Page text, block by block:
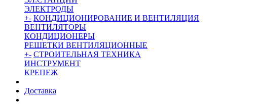
ЭЛЕКТРОДЫ
+- КОНДИЦИОНИРОВАНИЕ И ВЕНТИЛЯЦИЯ
ВЕНТИЛЯТОРЫ
КОНДИЦИОНЕРЫ
РЕШЕТКИ ВЕНТИЛЯЦИОННЫЕ
+- СТРОИТЕЛЬНАЯ ТЕХНИКА
ИНСТРУМЕНТ
КРЕПЕЖ
Доставка